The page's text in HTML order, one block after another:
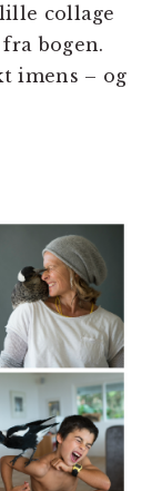
collage
bogen.
imens – og